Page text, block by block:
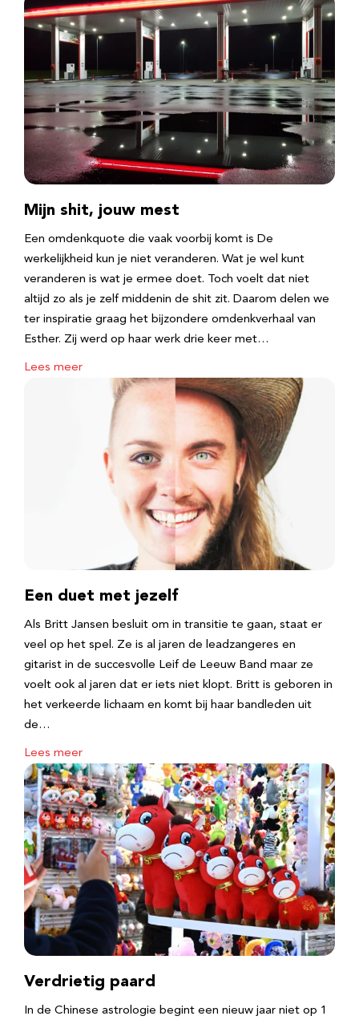
Mijn shit, jouw mest
Een omdenkquote die vaak voorbij komt is De
werkelijkheid kun je niet veranderen. Wat je wel kunt
veranderen is wat je ermee doet. Toch voelt dat niet
altijd zo als je zelf middenin de shit zit. Daarom delen we
ter inspiratie graag het bijzondere omdenkverhaal van
Esther. Zij werd op haar werk drie keer met…
Lees meer
Een duet met jezelf
Als Britt Jansen besluit om in transitie te gaan, staat er
veel op het spel. Ze is al jaren de leadzangeres en
gitarist in de succesvolle Leif de Leeuw Band maar ze
voelt ook al jaren dat er iets niet klopt. Britt is geboren in
het verkeerde lichaam en komt bij haar bandleden uit
de…
Lees meer
Verdrietig paard
In de Chinese astrologie begint een nieuw jaar niet op 1